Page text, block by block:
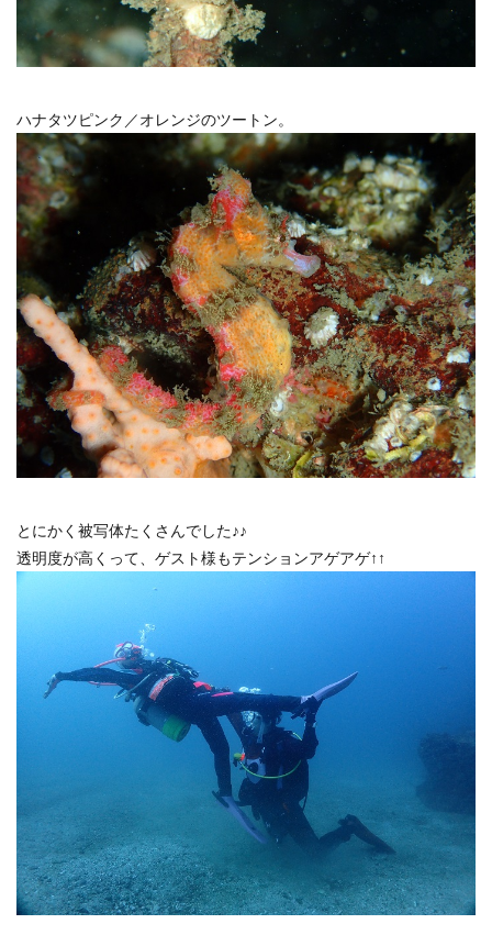
ハナタツピンク／オレンジのツートン。
とにかく被写体たくさんでした♪♪
透明度が高くって、ゲスト様もテンションアゲアゲ↑↑